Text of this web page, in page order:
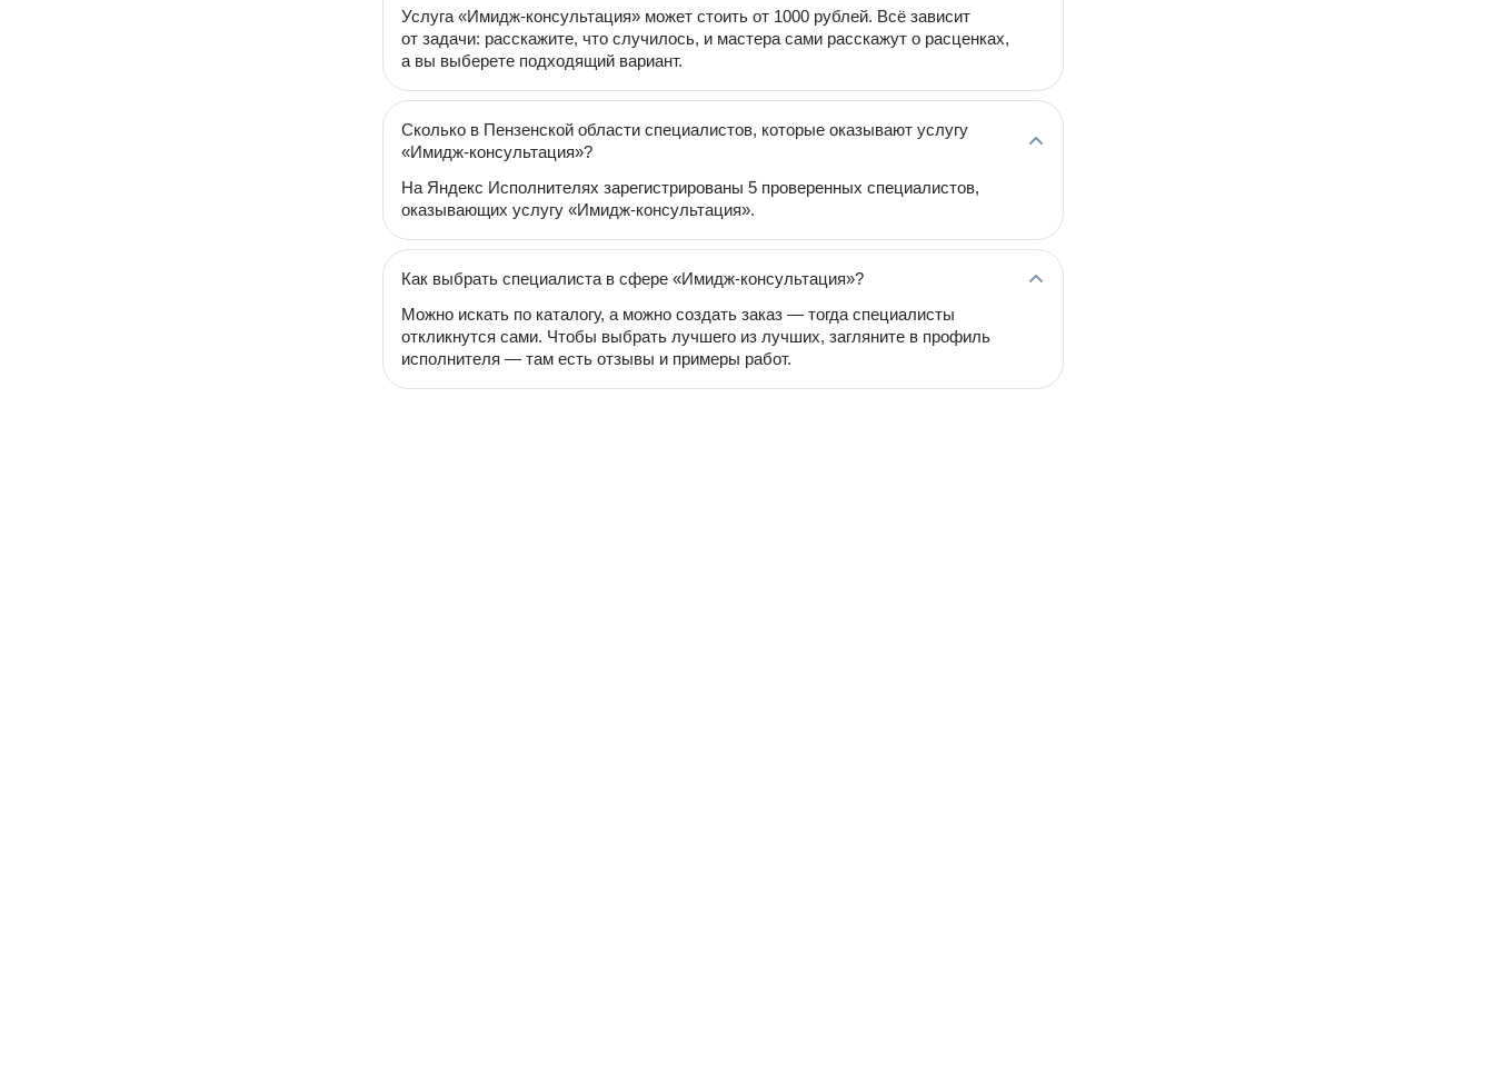
Услуга «Имидж-консультация» может стоить от 1000 рублей. Всё зависит
от задачи: расскажите, что случилось, и мастера сами расскажут о расценках,
а вы выберете подходящий вариант.
Сколько в Пензенской области специалистов, которые оказывают услугу
«Имидж-консультация»?
На Яндекс Исполнителях зарегистрированы 5 проверенных специалистов,
оказывающих услугу «Имидж-консультация».
Как выбрать специалиста в сфере «Имидж-консультация»?
Можно искать по каталогу, а можно создать заказ — тогда специалисты
откликнутся сами. Чтобы выбрать лучшего из лучших, загляните в профиль
исполнителя — там есть отзывы и примеры работ.